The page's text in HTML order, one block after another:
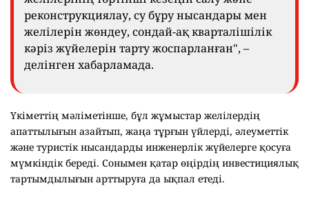
реконструкциялау, су бұру нысандары мен
желілерін жөндеу, сондай-ақ кварталішілік
кәріз жүйелерін тарту жоспарланған", –
делінген хабарламада.
Үкіметтің мәліметінше, бұл жұмыстар желілердің
апаттылығын азайтып, жаңа тұрғын үйлерді, әлеуметтік
және туристік нысандарды инженерлік жүйелерге қосуға
мүмкіндік береді. Сонымен қатар өңірдің инвестициялық
тартымдылығын арттыруға да ықпал етеді.